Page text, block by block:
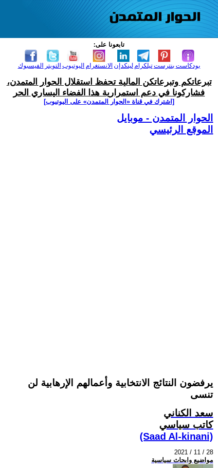
تابعونا على:
الفيسبوك التويتر اليوتيوب الانستغرام لينكدإن تيلكرامبنترست بودكاست
تبرعاتكم وتبرعاتكن المالية تحفظ استقلال الحوار المتمدن،
فشاركونا في دعم استمرارية هذا الفضاء اليساري الحر
[اشترك في قناة ‫«الحوار المتمدن» على اليوتيوب]
الحوار المتمدن - موبايل
الموقع الرئيسي
يرفضون النتائج الانتخابية وأعمالهم الإرهابية لن
تنسى
سعد الكناني
كاتب سياسي
(Saad Al-kinani)
2021 / 11 / 28
مواضيع وابحاث سياسية